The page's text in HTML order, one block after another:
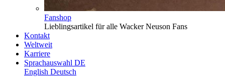
Fanshop
Lieblingsartikel für alle Wacker Neuson Fans
Kontakt
Weltweit
Karriere
Sprachauswahl DE
English Deutsch